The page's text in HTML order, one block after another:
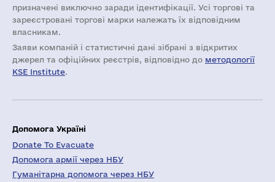
призначені виключно заради ідентифікації. Усі торгові та
зареєстровані торгові марки належать їх відповідним
власникам.
Заяви компаній i статистичні дані зібрані з відкритих
джерел та офіційних реєстрів, відповідно до методології
KSE Institute.
Допомога Україні
Donate To Evacuate
Допомога армії через НБУ
Гуманітарна допомога через НБУ